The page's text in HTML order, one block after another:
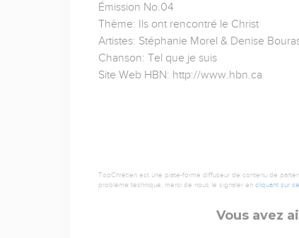
Émission No.04
Thème: Ils ont rencontré le Christ
Artistes: Stéphanie Morel & Denise
Chanson: Tel que je suis
Site Web HBN: http://www.hbn.ca
TopChrétien est une plate-forme diffuseur de contenu de
problème technique, merci de nous le signaler en cliquant sur
Vous avez